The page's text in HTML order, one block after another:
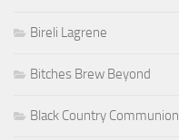
Bireli Lagrene
Bitches Brew Beyond
Black Country Communion